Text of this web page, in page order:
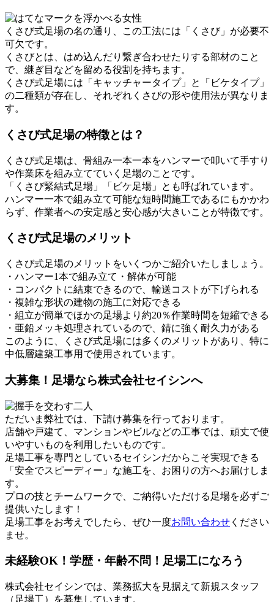
くさび式足場の名の通り、この工法には「くさび」が必要不
可欠です。
くさびとは、はめ込んだり繋ぎ合わせたりする部材のこと
で、継ぎ目などを留める役割を持ちます。
くさび式足場には「キャッチャータイプ」と「ビケタイプ」
の二種類が存在し、それぞれくさびの形や使用法が異なりま
す。
くさび式足場の特徴とは？
くさび式足場は、骨組み一本一本をハンマーで叩いて手すり
や作業床を組み立てていく足場のことです。
「くさび緊結式足場」「ビケ足場」とも呼ばれています。
ハンマー一本で組み立て可能な短時間施工であるにもかかわ
らず、作業者への安定感と安心感が大きいことが特徴です。
くさび式足場のメリット
くさび式足場のメリットをいくつかご紹介いたしましょう。
・ハンマー1本で組み立て・解体が可能
・コンパクトに結束できるので、輸送コストが下げられる
・複雑な形状の建物の施工に対応できる
・組立が簡単でほかの足場より約20％作業時間を短縮できる
・亜鉛メッキ処理されているので、錆に強く耐久力がある
このように、くさび式足場には多くのメリットがあり、特に
中低層建築工事用で使用されています。
大募集！足場なら株式会社セイシンへ
ただいま弊社では、下請け募集を行っております。
店舗や戸建て、マンションやビルなどの工事では、頑丈で使
いやすいものを利用したいものです。
足場工事を専門としているセイシンだからこそ実現できる
「安全でスピーディー」な施工を、お困りの方へお届けしま
す。
プロの技とチームワークで、ご納得いただける足場を必ずご
提供いたします！
足場工事をお考えでしたら、ぜひ一度お問い合わせ ください
ませ。
未経験OK！学歴・年齢不問！足場工になろう
株式会社セイシンでは、業務拡大を見据えて新規スタッフ
（足場工）を募集しています。